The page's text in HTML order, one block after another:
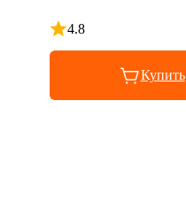
4.8
Рейтинг 4.8 из 5
Купить